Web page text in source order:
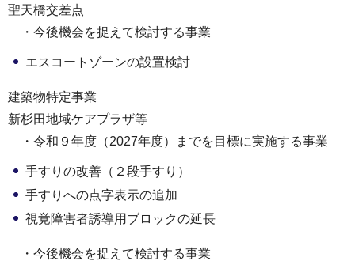
聖天橋交差点
・今後機会を捉えて検討する事業
エスコートゾーンの設置検討
建築物特定事業
新杉田地域ケアプラザ等
・令和９年度（2027年度）までを目標に実施する事業
手すりの改善（２段手すり）
手すりへの点字表示の追加
視覚障害者誘導用ブロックの延長
・今後機会を捉えて検討する事業